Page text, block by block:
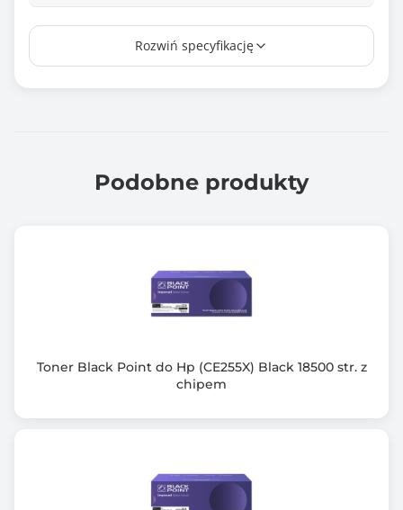
Chip
Kompatybilny z modelami
lbp6030b, lbp6030w
Rozwiń specyfikację
Podobne produkty
Toner Black Point do Hp (CE255X) Black 18500 str. z
chipem